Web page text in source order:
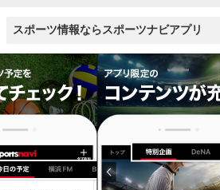
スポーツ情報ならスポーツナビアプリ